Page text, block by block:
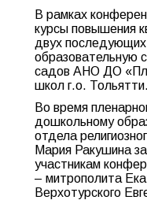
В рамках
курсы повышения
двух
образовательную
садов АНО ДО
школ г.о. Тольятти.
Во время
дошкольному
отдела
Мария Ракушина
участникам
– митрополита
Верхотурского